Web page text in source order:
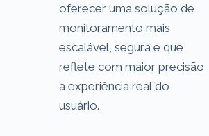
oferecer uma solução de
monitoramento mais
escalável, segura e que
reflete com maior precisão
a experiência real do
usuário.